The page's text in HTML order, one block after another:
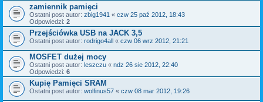
zamiennik pamięci
Ostatni post autor: zbig1941 « czw 25 paź 2012, 18:43
Odpowiedzi: 2
Przejściówka USB na JACK 3,5
Ostatni post autor: rodrigo4all « czw 06 wrz 2012, 21:21
MOSFET dużej mocy
Ostatni post autor: leszczu « ndz 26 sie 2012, 22:40
Odpowiedzi: 6
Kupię Pamięci SRAM
Ostatni post autor: wolfinus57 « czw 08 mar 2012, 19:26